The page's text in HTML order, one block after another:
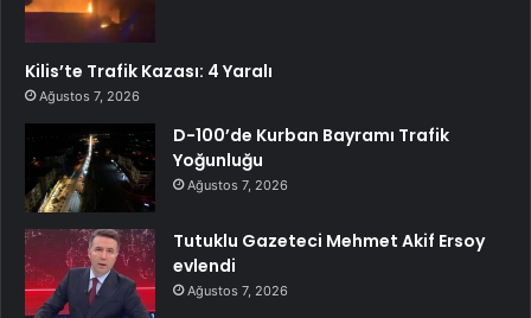
Kilis’te Trafik Kazası: 4 Yaralı
Ağustos 7, 2026
D-100’de Kurban Bayramı Trafik
Yoğunluğu
Ağustos 7, 2026
Tutuklu Gazeteci Mehmet Akif Ersoy
evlendi
Ağustos 7, 2026